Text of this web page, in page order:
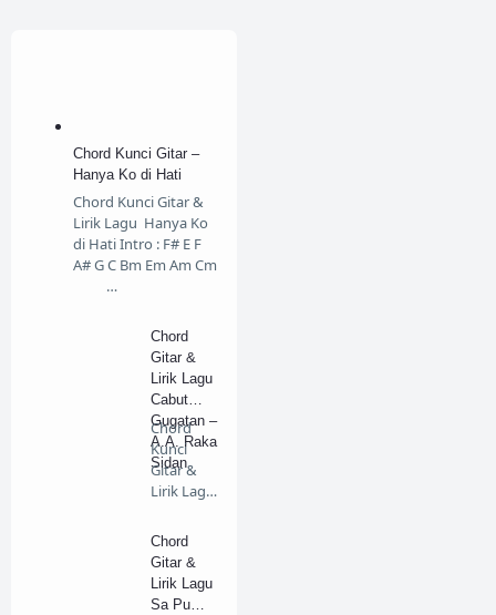
Chord Kunci Gitar –
Hanya Ko di Hati
Chord Kunci Gitar &
Lirik Lagu Hanya Ko
di Hati Intro : F# E F
A# G C Bm Em Am Cm
…
Chord
Gitar &
Lirik Lagu
Cabut
Gugatan –
A.A. Raka
Sidan
Chord
Kunci
Gitar &
Lirik Lagu
Gugatan
…
Chord
Gitar &
Lirik Lagu
Sa Pu